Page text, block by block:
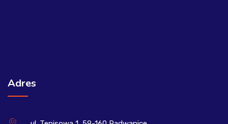
Adres